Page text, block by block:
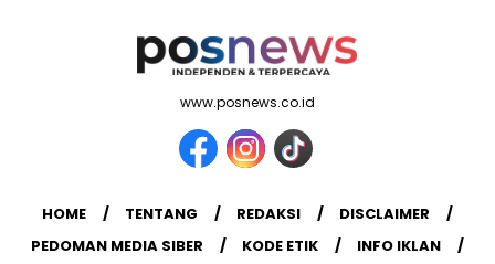
www.posnews.co.id
HOME TENTANG REDAKSI
DISCLAIMER
PEDOMAN MEDIA SIBER
KODE ETIK INFO IKLAN